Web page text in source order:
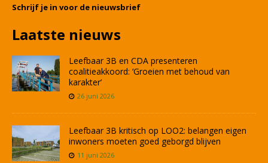
Schrijf je in voor de nieuwsbrief
Laatste nieuws
Leefbaar 3B en CDA presenteren
coalitieakkoord: ‘Groeien met behoud van
karakter’
26 juni 2026
Leefbaar 3B kritisch op LOO2: belangen eigen
inwoners moeten goed geborgd blijven
11 juni 2026